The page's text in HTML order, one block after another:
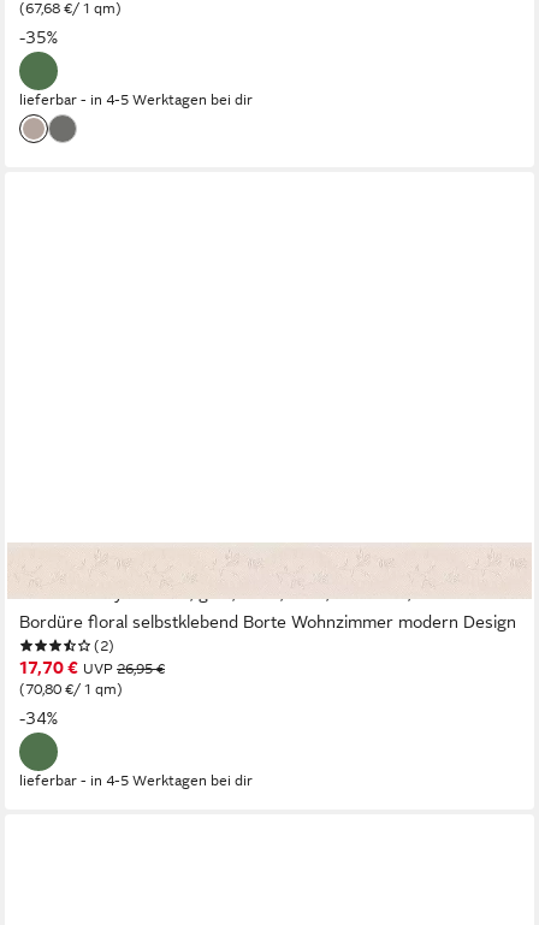
(67,68 €/ 1 qm)
-35%
lieferbar - in 4-5 Werktagen bei dir
A.S. CRÉATION
Bordüre Only Borders, glatt, floral, Wald, botanisch, Blumen
Bordüre floral selbstklebend Borte Wohnzimmer modern Design
(2)
17,70 € UVP 26,95 €
(70,80 €/ 1 qm)
-34%
lieferbar - in 4-5 Werktagen bei dir